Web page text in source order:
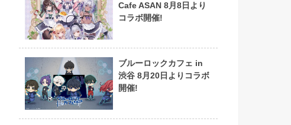
Cafe ASAN 8月8日より
コラボ開催!
ブルーロックカフェ in
渋谷 8月20日よりコラボ
開催!